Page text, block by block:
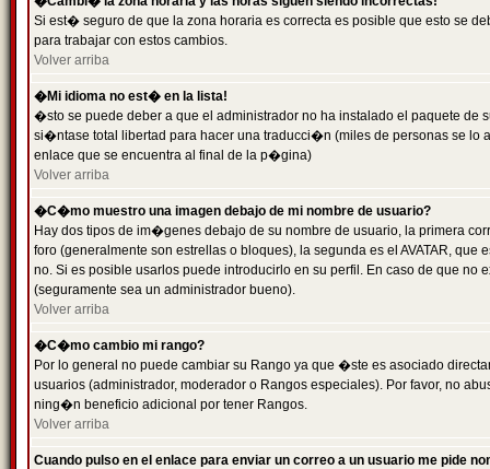
Si est� seguro de que la zona horaria es correcta es posible que esto se
para trabajar con estos cambios.
Volver arriba
�Mi idioma no est� en la lista!
�sto se puede deber a que el administrador no ha instalado el paquete
si�ntase total libertad para hacer una traducci�n (miles de personas se
enlace que se encuentra al final de la p�gina)
Volver arriba
�C�mo muestro una imagen debajo de mi nombre de usuario?
Hay dos tipos de im�genes debajo de su nombre de usuario, la primera
foro (generalmente son estrellas o bloques), la segunda es el AVATAR,
no. Si es posible usarlos puede introducirlo en su perfil. En caso de que
(seguramente sea un administrador bueno).
Volver arriba
�C�mo cambio mi rango?
Por lo general no puede cambiar su Rango ya que �ste es asociado
usuarios (administrador, moderador o Rangos especiales). Por favor, no
ning�n beneficio adicional por tener Rangos.
Volver arriba
Cuando pulso en el enlace para enviar un correo a un usuario me pide